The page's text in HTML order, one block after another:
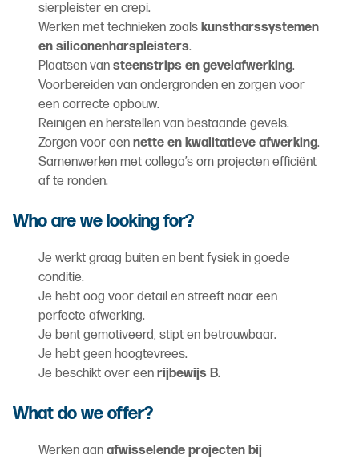
sierpleister en crepi.
Werken met technieken zoals kunstharssystemen
en siliconenharspleisters.
Plaatsen van steenstrips en gevelafwerking.
Voorbereiden van ondergronden en zorgen voor
een correcte opbouw.
Reinigen en herstellen van bestaande gevels.
Zorgen voor een nette en kwalitatieve afwerking.
Samenwerken met collega’s om projecten efficiënt
af te ronden.
Who are we looking for?
Je werkt graag buiten en bent fysiek in goede
conditie.
Je hebt oog voor detail en streeft naar een
perfecte afwerking.
Je bent gemotiveerd, stipt en betrouwbaar.
Je hebt geen hoogtevrees.
Je beschikt over een rijbewijs B.
What do we offer?
Werken aan afwisselende projecten bij